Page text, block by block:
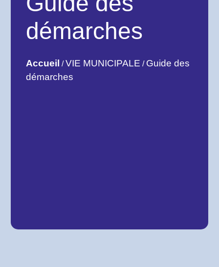
démarches
Accueil /VIE MUNICIPALE / Guide des
démarches